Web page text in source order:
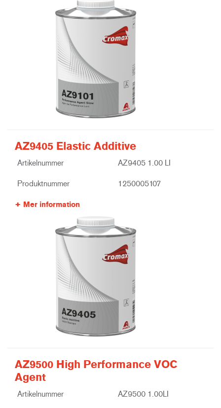
AZ9405 Elastic Additive
Artikelnummer AZ9405 1.00 LI
Produktnummer 1250005107
Mer information
AZ9500 High Performance VOC
Agent
Artikelnummer AZ9500 1.00LI